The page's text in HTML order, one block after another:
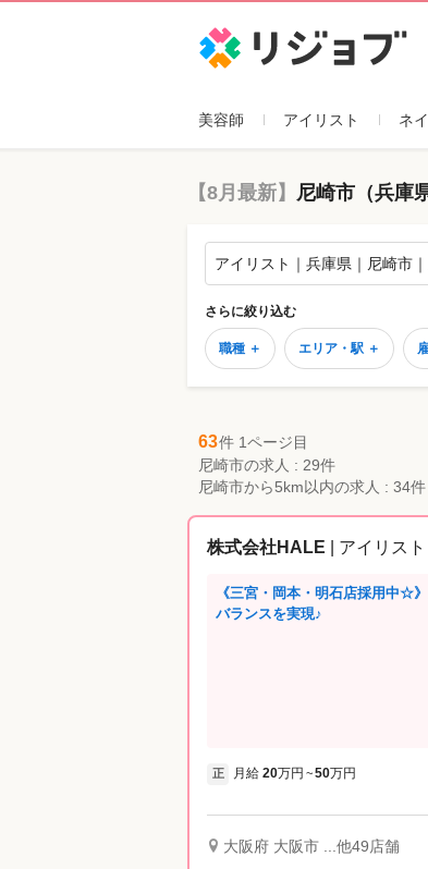
美容師 アイリスト ネ
【8月最新】 尼崎市（兵庫
アイリスト｜兵庫県｜尼崎市
さらに絞り込む
職種 ＋ エリア・駅 ＋
63件 1ページ目
尼崎市の求人 : 29件
尼崎市から5km以内の求人 : 34件
株式会社HALE | アイリス
《三宮・岡本・明石店採用中☆
バランスを実現♪
正 月給 20万円 ~50万円
大阪府 大阪市 ...他49店舗